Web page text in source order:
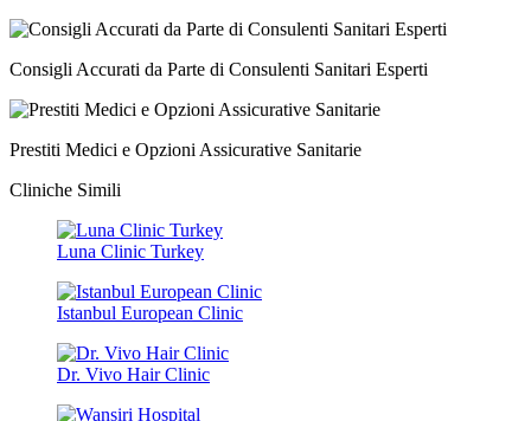
Consigli Accurati da Parte di Consulenti Sanitari Esperti
Prestiti Medici e Opzioni Assicurative Sanitarie
Cliniche Simili
Luna Clinic Turkey
Istanbul European Clinic
Dr. Vivo Hair Clinic